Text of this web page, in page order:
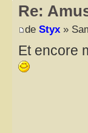
Re:
de Styx »
Et encore